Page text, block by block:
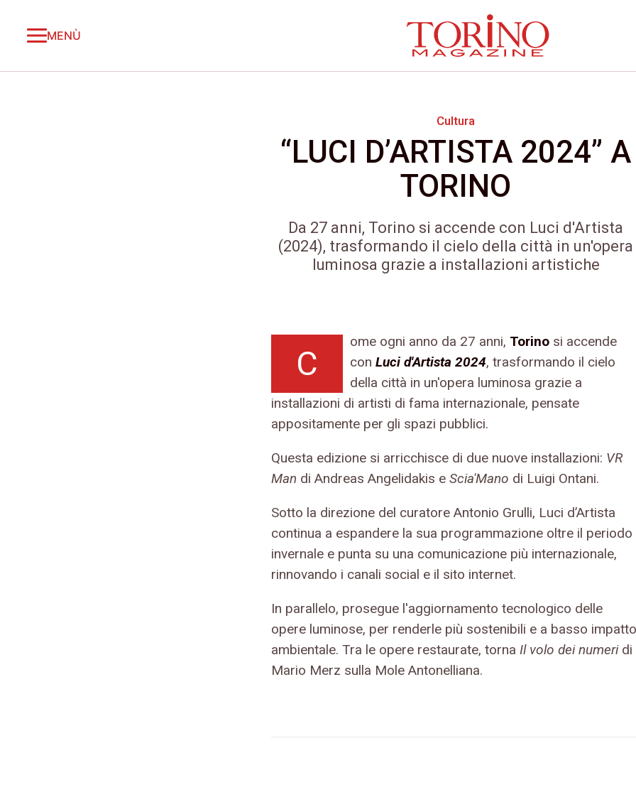
MENÙ
Cultura
“LUCI D’ARTISTA 2024” A
TORINO
Da 27 anni, Torino si accende con Luci d'Artista
(2024), trasformando il cielo della città in un'opera
luminosa grazie a installazioni artistiche
C
ome ogni anno da 27 anni, Torino si accende
con Luci d'Artista 2024, trasformando il cielo
della città in un'opera luminosa grazie a
installazioni di artisti di fama internazionale, pensate
appositamente per gli spazi pubblici.
Questa edizione si arricchisce di due nuove installazioni: VR
Man di Andreas Angelidakis e Scia'Mano di Luigi Ontani.
Sotto la direzione del curatore Antonio Grulli, Luci d’Artista
continua a espandere la sua programmazione oltre il periodo
invernale e punta su una comunicazione più internazionale,
rinnovando i canali social e il sito internet.
In parallelo, prosegue l'aggiornamento tecnologico delle
opere luminose, per renderle più sostenibili e a basso impatto
ambientale. Tra le opere restaurate, torna Il volo dei numeridi
Mario Merz sulla Mole Antonelliana.